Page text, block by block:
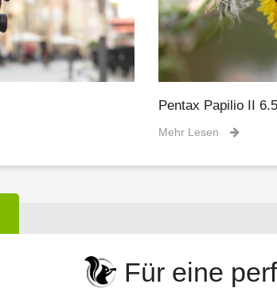
Pentax Papilio II
Mehr Lesen
Für eine